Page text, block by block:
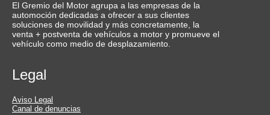
El Gremio del Motor agrupa a las empresas de la
automoción dedicadas a ofrecer a sus clientes
soluciones de movilidad y más concretamente, la
venta + postventa de vehículos a motor y promueve el
vehículo como medio de desplazamiento.
Legal
Aviso Legal
Canal de denuncias